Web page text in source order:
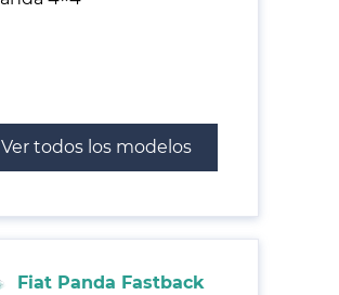
Ver todos los modelos
Fiat Panda Fastback